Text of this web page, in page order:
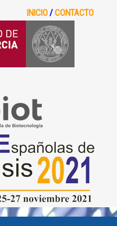
INICIO/CONTACTO